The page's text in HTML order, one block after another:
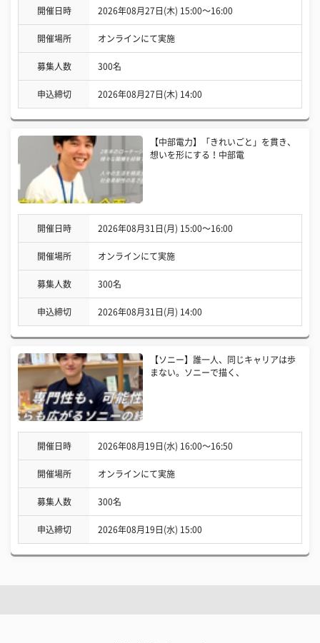
開催日時 2026年08月27日(木) 15:00〜16:00
開催場所 オンラインにて実施
募集人数 300名
申込締切 2026年08月27日(木) 14:00
【中部電力】「きれいごと」を貫き、
想いを形にする！中部電
開催日時 2026年08月31日(月) 15:00〜16:00
開催場所 オンラインにて実施
募集人数 300名
申込締切 2026年08月31日(月) 14:00
【ソニー】誰一人、同じキャリアは歩
まない。ソニーで描く、
開催日時 2026年08月19日(水) 16:00〜16:50
開催場所 オンラインにて実施
募集人数 300名
申込締切 2026年08月19日(水) 15:00